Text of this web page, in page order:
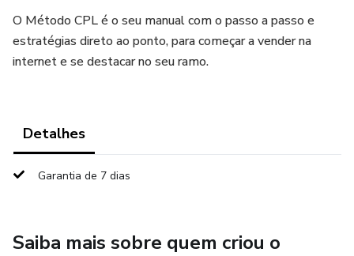
O Método CPL é o seu manual com o passo a passo e
estratégias direto ao ponto, para começar a vender na
internet e se destacar no seu ramo.
Detalhes
Garantia de 7 dias
Saiba mais sobre quem criou o